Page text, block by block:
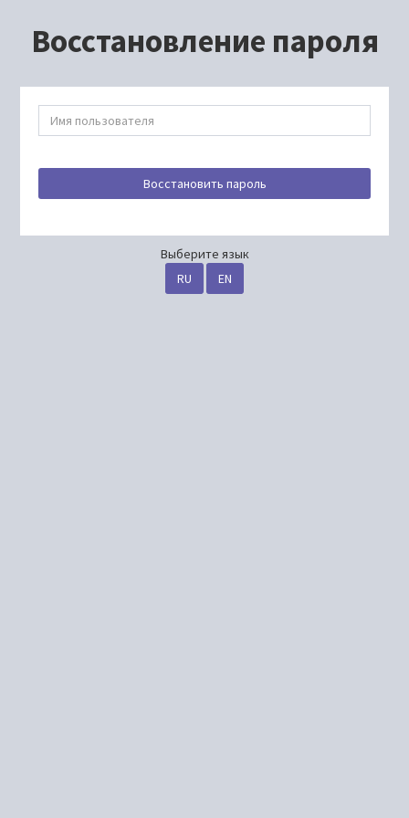
Восстановление пароля
Восстановить пароль
Выберите язык